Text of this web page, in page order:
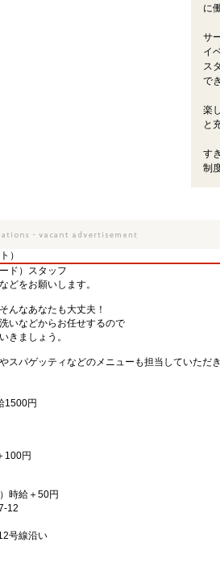
に
サ
イ
ス
で
楽
と
す
制
）
ド）スタッフ
どをお願いします。
んなあなたも大丈夫！
いなどからお任せするので
きましょう。
スパゲッティなどのメニューも担当していただき
1500円
100円
時給＋50円
12
号線沿い